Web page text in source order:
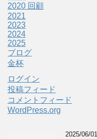
2020 回顧
2021
2023
2024
2025
ブログ
金杯
ログイン
投稿フィード
コメントフィード
WordPress.org
2025/06/01